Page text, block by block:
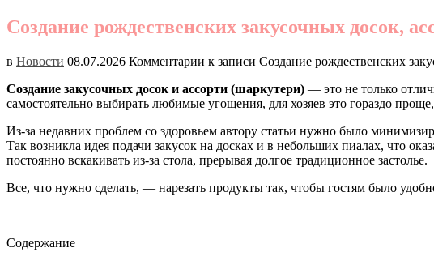
Создание рождественских закусочных досок,
в Новости 08.07.2026 Комментарии к записи Создание рождественских
Создание закусочных досок и ассорти (шаркутери) — это не только
самостоятельно выбирать любимые угощения, для хозяев это гораздо
Из-за недавних проблем со здоровьем автору статьи нужно было
Так возникла идея подачи закусок на досках и в небольших пиалах, что
постоянно вскакивать из-за стола, прерывая долгое традиционное застолье.
Все, что нужно сделать, — нарезать продукты так, чтобы гостям было
Содержание